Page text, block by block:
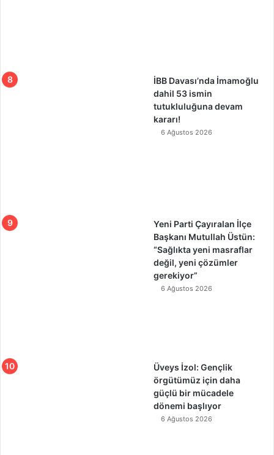
İBB Davası’nda İmamoğlu
dahil 53 ismin
tutukluluğuna devam
kararı!
6 Ağustos 2026
Yeni Parti Çayıralan İlçe
Başkanı Mutullah Üstün:
“Sağlıkta yeni masraflar
değil, yeni çözümler
gerekiyor”
6 Ağustos 2026
Üveys İzol: Gençlik
örgütümüz için daha
güçlü bir mücadele
dönemi başlıyor
6 Ağustos 2026